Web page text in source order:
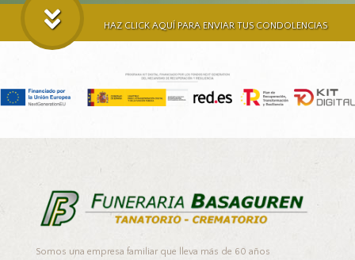
HAZ CLICK AQUÍ PARA ENVIAR TUS CONDOLENCIAS
Somos una empresa familiar que lleva más de 60 años